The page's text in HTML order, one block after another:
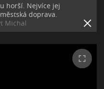
horší. Nejvíce jej
doprava.
Michal